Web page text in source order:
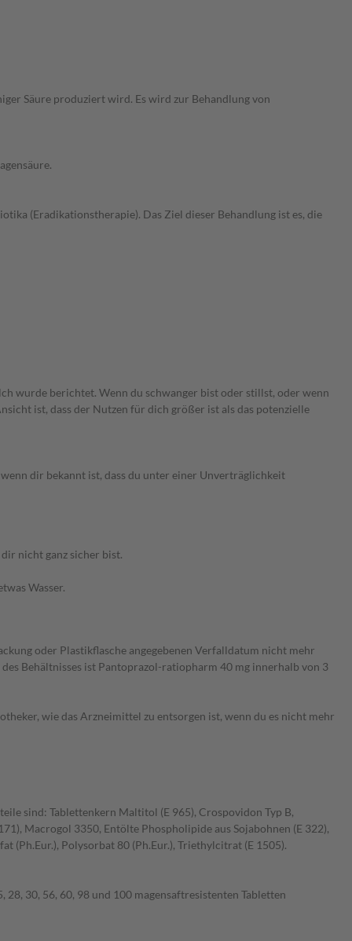
Säure produziert wird. Es wird zur Behandlung von
(Eradikationstherapie). Das Ziel dieser Behandlung ist es, die
wurde berichtet. Wenn du schwanger bist oder stillst, oder wenn
ist, dass der Nutzen für dich größer ist als das potenzielle
dir bekannt ist, dass du unter einer Unverträglichkeit
nicht ganz sicher bist.
Wasser.
oder Plastikflasche angegebenen Verfalldatum nicht mehr
Behältnisses ist Pantoprazol-ratiopharm 40 mg innerhalb von 3
wie das Arzneimittel zu entsorgen ist, wenn du es nicht mehr
sind: Tablettenkern Maltitol (E 965), Crospovidon Typ B,
Macrogol 3350, Entölte Phospholipide aus Sojabohnen (E 322),
(Ph.Eur.), Polysorbat 80 (Ph.Eur.), Triethylcitrat (E 1505).
30, 56, 60, 98 und 100 magensaftresistenten Tabletten